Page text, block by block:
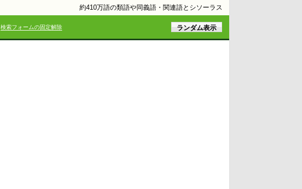
約410万語の類語や同義語・関連語とシソーラス
検索フォームの固定解除